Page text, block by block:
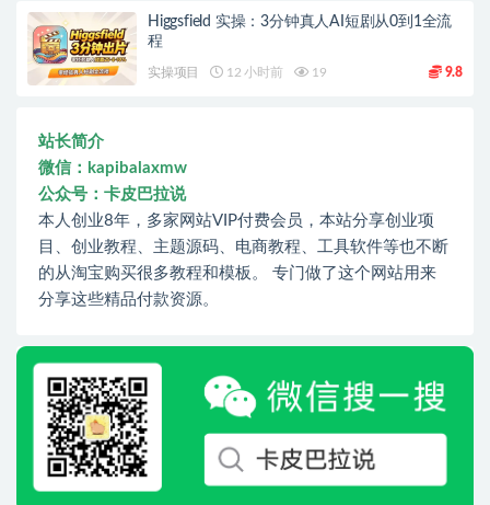
Higgsfield 实操：3分钟真人AI短剧从0到1全流
程
实操项目 12 小时前 19 9.8
站长简介
微信：kapibalaxmw
公众号：卡皮巴拉说
本人创业8年，多家网站VIP付费会员，本站分享创业项
目、创业教程、主题源码、电商教程、工具软件等也不断
的从淘宝购买很多教程和模板。 专门做了这个网站用来
分享这些精品付款资源。